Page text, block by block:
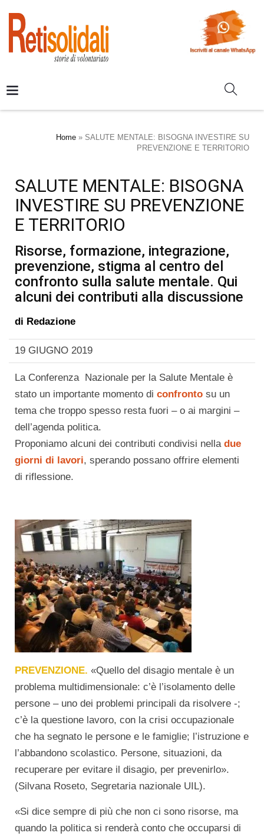
Home » SALUTE MENTALE: BISOGNA INVESTIRE SU
PREVENZIONE E TERRITORIO
SALUTE MENTALE: BISOGNA
INVESTIRE SU PREVENZIONE
E TERRITORIO
Risorse, formazione, integrazione,
prevenzione, stigma al centro del
confronto sulla salute mentale. Qui
alcuni dei contributi alla discussione
di Redazione
19 GIUGNO 2019
La Conferenza Nazionale per la Salute Mentale è
stato un importante momento di confronto su un
tema che troppo spesso resta fuori – o ai margini –
dell’agenda politica.
Proponiamo alcuni dei contributi condivisi nella due
giorni di lavori, sperando possano offrire elementi
di riflessione.
PREVENZIONE. «Quello del disagio mentale è un
problema multidimensionale: c’è l’isolamento delle
persone – uno dei problemi principali da risolvere -;
c’è la questione lavoro, con la crisi occupazionale
che ha segnato le persone e le famiglie; l’istruzione e
l’abbandono scolastico. Persone, situazioni, da
recuperare per evitare il disagio, per prevenirlo».
(Silvana Roseto, Segretaria nazionale UIL).
«Si dice sempre di più che non ci sono risorse, ma
quando la politica si renderà conto che occuparsi di